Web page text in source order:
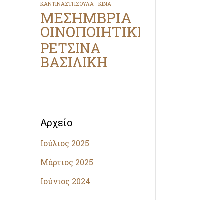
ΚΑΝΤΙΝΑΣΤΗΖΟΥΛΑ ΚΙΝΑ
ΜΕΣΗΜΒΡΙΑ
ΟΙΝΟΠΟΙΗΤΙΚΗ
ΡΕΤΣΙΝΑ
ΒΑΣΙΛΙΚΗ
Αρχείο
Ιούλιος 2025
Μάρτιος 2025
Ιούνιος 2024